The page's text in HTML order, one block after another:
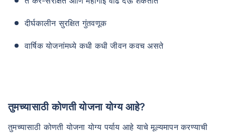
दीर्घकालीन सुरक्षित गुंतवणूक
वार्षिक योजनांमध्ये कधी कधी जीवन कवच असते
तुमच्यासाठी कोणती योजना योग्य आहे?
तुमच्यासाठी कोणती योजना योग्य पर्याय आहे याचे मूल्यमापन करण्याची
*₹434 प्रति महिना, 1 कोटीच्या टर्म लाइफ विम्यासाठी सुरुवातीची किंमत आहे — धूम्रपान न करणाऱ्या, कोणतेही पूर्व-विद्यमान
आजार नसलेल्या व्यक्तीसाठी, 36 वर्षे वयापर्यंत कव्हर। *₹630 प्रति महिना, 1 कोटीच्या टर्म लाइफ विम्यासाठी सुरुवातीची किंमत